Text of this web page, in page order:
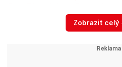
Zobrazit celý